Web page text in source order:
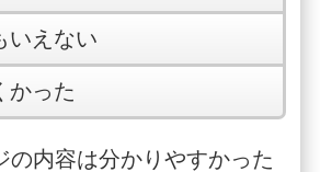
いえない
かった
の内容は分かりやすかった